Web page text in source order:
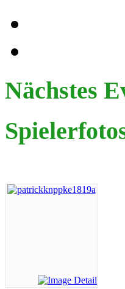
Nächstes